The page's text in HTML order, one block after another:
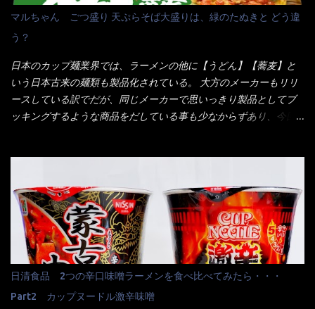
居たと思うけど・・・ 判らず店員さんを呼ぶピンポンを・・・ク
ーポンなんだけどと伝えると、丁寧にタッチパネルで～と教えて
くれたが、何故かタッチパネルがクーポンを受け付けない！！ 店
員さんも、アレー？といいながら私が受け付けますので・・・と
消えていった。 タッチパネルのやつ、安いのは嫌うんだな！？こ
のヤロー！ 待つ事暫し・・・10分は越えたと思うけど・・・出て
来ました。 こちらが本日のサラメシ【ホーリーバジル香る、タイ
く行きましたねぇ～ だからタイ料理屋さんには、辛味剤・酢・ナ
いた）が料理に必ず付いてきたものです。 でも流石にファミレ
スでは・・・それは無いね！残念だ～ 今回はすかいらーくグルー
プで、タイ料理をどの様に再現して提供しているか？を見るだけ
だなぁ～ 因みにガパオ＝ホーリーバジルなのです。 肉は通常チ
キンが多く豚や牛もあります。 肉は挽肉みたいなミンチではな
く、粗挽きの肉になるんです。 それに現地バンコクでは、卵は固
焼きが本来です。 今回はほぼ全熟の目玉焼きで、これは日本風
マルちゃん ごつ盛り 天ぷらそば大盛りは、緑のたぬきと どう違
う？
日本のカップ麺業界では、ラーメンの他に【うどん】【蕎麦】と
いう日本古来の麺類も製品化されている。 大方のメーカーもリリ
ースしている訳でだが、同じメーカーで思いっきり製品としてブ
ッキングするような商品をだしている事も少なからずあり、今回
ている訳で何故に敢えて本商品をリリースするの？ 確かに販売価
格は、緑のたぬきの実売は108円位で、ごつ盛り天ぷらそばは98円
でした。 殆ど変わらないじゃないか！？ そこで何が違うか・・・
メーカーHPから情報を得てみた。 ■原材料 比較（相手に含まれ
て居ない物質を赤色） ☆緑のたぬき 油揚げめん(小麦粉(国内製
造)、そば粉、植物油脂、植物性たん白、食塩、とろろ芋、卵白)、
かやく(小えびてんぷら、 かまぼこ )、添付調味料(砂糖、食塩、し
ょうゆ、魚介エキス、たん白加水分解物、香辛料、ねぎ、香味油
日清食品 2つの辛口味噌ラーメンを食べ比べてみたら・・・
Part2 カップヌードル激辛味噌